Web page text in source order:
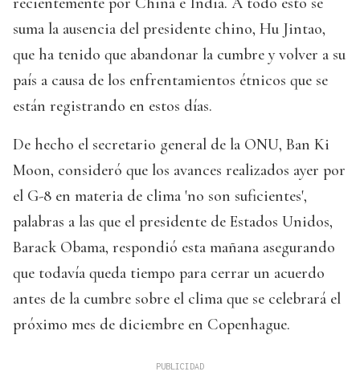
suma la ausencia del presidente chino, Hu Jintao,
que ha tenido que abandonar la cumbre y volver a su
país a causa de los enfrentamientos étnicos que se
están registrando en estos días.
De hecho el secretario general de la ONU, Ban Ki
Moon, consideró que los avances realizados ayer por
el G-8 en materia de clima 'no son suficientes',
palabras a las que el presidente de Estados Unidos,
Barack Obama, respondió esta mañana asegurando
que todavía queda tiempo para cerrar un acuerdo
antes de la cumbre sobre el clima que se celebrará el
próximo mes de diciembre en Copenhague.